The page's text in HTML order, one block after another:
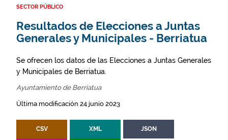
SECTOR PÚBLICO
Resultados de Elecciones a Juntas
Generales y Municipales - Berriatua
Se ofrecen los datos de las Elecciones a Juntas Generales
y Municipales de Berriatua.
Ayuntamiento de Berriatua
Última modificación 24 junio 2023
CSV XML JSON